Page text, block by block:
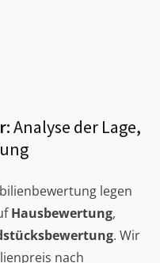
Analyse der Lage,
legen
Hausbewertung,
. Wir
nach